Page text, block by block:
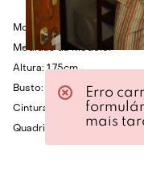
Modelo veste P.
Medidas da Modelo:
Altura: 1.75cm
Busto: 80cm
Cintura: 60cm
Quadril: 86cm
Erro
mais